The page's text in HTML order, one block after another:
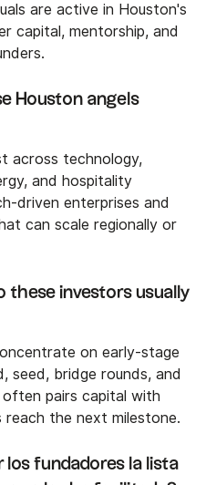
are active in Houston's
capital, mentorship, and
Houston angels
across technology,
and hospitality
driven enterprises and
can scale regionally or
these investors usually
on early-stage
seed, bridge rounds, and
often pairs capital with
the next milestone.
fundadores la lista